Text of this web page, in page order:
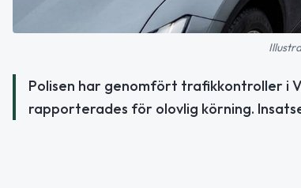
Polisen har genomfört trafikkontroller i
rapporterades för olovlig körning.